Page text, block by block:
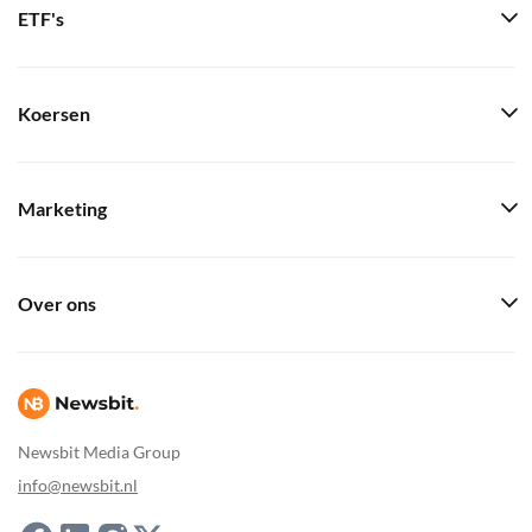
Newsbit Media Group
info@newsbit.nl
ETF's
Koersen
Marketing
Over ons